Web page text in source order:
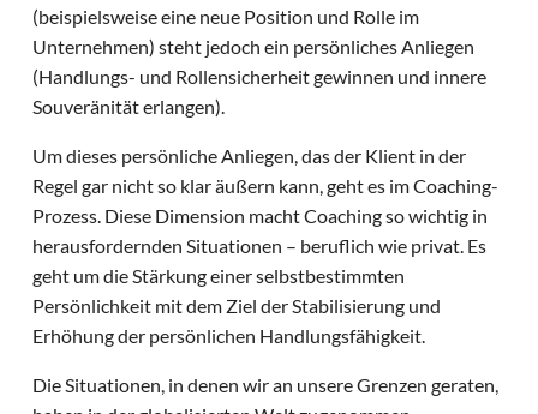
(beispielsweise eine neue Position und Rolle im
Unternehmen) steht jedoch ein persönliches Anliegen
(Handlungs- und Rollensicherheit gewinnen und innere
Souveränität erlangen).
Um dieses persönliche Anliegen, das der Klient in der
Regel gar nicht so klar äußern kann, geht es im Coaching-
Prozess. Diese Dimension macht Coaching so wichtig in
herausfordernden Situationen – beruflich wie privat. Es
geht um die Stärkung einer selbstbestimmten
Persönlichkeit mit dem Ziel der Stabilisierung und
Erhöhung der persönlichen Handlungsfähigkeit.
Die Situationen, in denen wir an unsere Grenzen geraten,